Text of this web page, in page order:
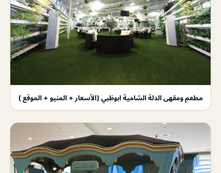
مطعم ومقهى الدلة الشامية ابوظبي (الأسعار + المنيو + الموقع )